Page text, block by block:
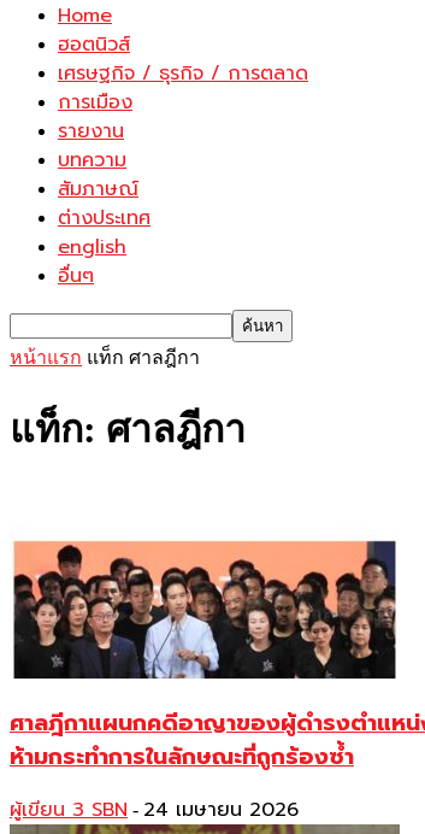
Home
ฮอตนิวส์
เศรษฐกิจ / ธุรกิจ / การตลาด
การเมือง
รายงาน
บทความ
สัมภาษณ์
ต่างประเทศ
english
อื่นๆ
หน้าแรก แท็ก ศาลฎีกา
แท็ก: ศาลฎีกา
ศาลฎีกาแผนกคดีอาญาของผู้ดำรงตำแหน่
ห้ามกระทำการในลักษณะที่ถูกร้องซ้ำ
ผู้เขียน 3 SBN - 24 เมษายน 2026